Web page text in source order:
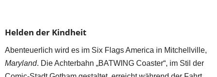
Helden der Kindheit
Abenteuerlich wird es im Six Flags America in Mitchellville,
Maryland. Die Achterbahn „BATWING Coaster“, im Stil der